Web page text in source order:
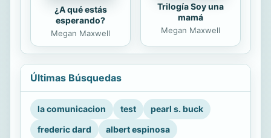
¿A qué estás
esperando?
Megan Maxwell
Trilogía Soy una
mamá
Megan Maxwell
Últimas Búsquedas
la comunicacion test
pearl s. buck
frederic dard
albert espinosa